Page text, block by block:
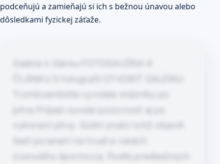
podceňujú a zamieňajú si ich s bežnou únavou alebo
dôsledkami fyzickej záťaže.